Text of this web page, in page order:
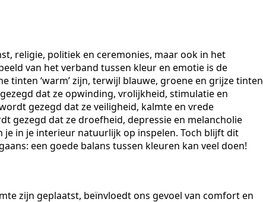
religie, politiek en ceremonies, maar ook in het
van het verband tussen kleur en emotie is de
tinten ‘warm’ zijn, terwijl blauwe, groene en grijze tinten
dat ze opwinding, vrolijkheid, stimulatie en
gezegd dat ze veiligheid, kalmte en vrede
gezegd dat ze droefheid, depressie en melancholie
in je interieur natuurlijk op inspelen. Toch blijft dit
een goede balans tussen kleuren kan veel doen!
zijn geplaatst, beïnvloedt ons gevoel van comfort en